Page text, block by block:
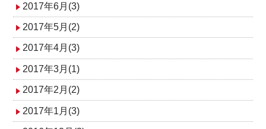
2017年6月(3)
2017年5月(2)
2017年4月(3)
2017年3月(1)
2017年2月(2)
2017年1月(3)